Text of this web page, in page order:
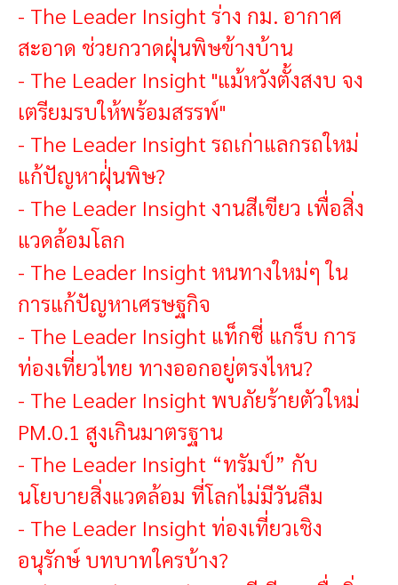
- The Leader Insight ร่าง กม. อากาศ
สะอาด ช่วยกวาดฝุ่นพิษข้างบ้าน
- The Leader Insight "แม้หวังตั้งสงบ จง
เตรียมรบให้พร้อมสรรพ์"
- The Leader Insight รถเก่าแลกรถใหม่
แก้ปัญหาฝุ่่นพิษ?
- The Leader Insight งานสีเขียว เพื่อสิ่ง
แวดล้อมโลก
- The Leader Insight หนทางใหม่ๆ ใน
การแก้ปัญหาเศรษฐกิจ
- The Leader Insight แท็กซี่ แกร็บ การ
ท่องเที่ยวไทย ทางออกอยู่ตรงไหน?
- The Leader Insight พบภัยร้ายตัวใหม่
PM.0.1 สูงเกินมาตรฐาน
- The Leader Insight “ทรัมป์” กับ
นโยบายสิ่งแวดล้อม ที่โลกไม่มีวันลืม
- The Leader Insight ท่องเที่ยวเชิง
อนุรักษ์ บทบาทใครบ้าง?